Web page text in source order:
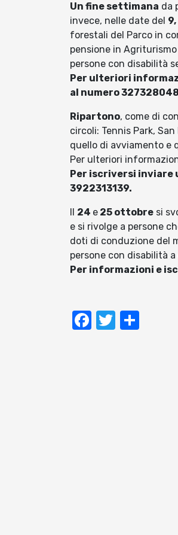
Un fine settimana da
invece, nelle date del
forestali del Parco in
pensione in
persone con disabilità
Per ulteriori
al numero
Ripartono, come di
circoli: Tennis Park,
quello di avviamento e
Per ulteriori
Per iscriversi inviare
3922313139.
24 e 25 ottobre si
e si rivolge a persone
doti di conduzione del
persone con disabilità
Per informazioni e
Facebook
Twitter